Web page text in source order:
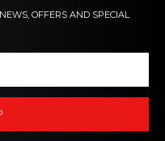
OFFERS AND SPECIAL